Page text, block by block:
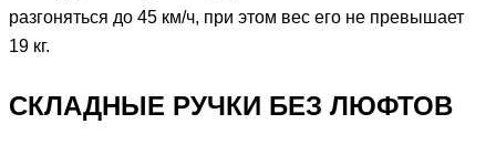
разгоняться до 45 км/ч, при этом вес его не превышает
19 кг.
СКЛАДНЫЕ РУЧКИ БЕЗ ЛЮФТОВ